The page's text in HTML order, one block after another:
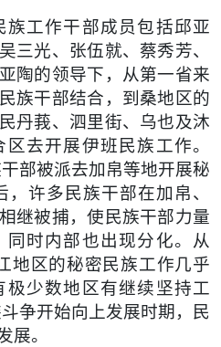
工作干部成员包括邱亚
三光、张伍就、蔡秀芳、
陶的领导下，从第一省来
族干部结合，到桑地区的
丹莪、泗里街、乌也及沐
区去开展伊班民族工作。
部被派去加帛等地开展秘
许多民族干部在加帛、
继被捕，使民族干部力量
同时内部也出现分化。从
地区的秘密民族工作几乎
少数地区有继续坚持工
争开始向上发展时期，民
。